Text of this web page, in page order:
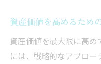
資産価値を高めるため
資産価値を最大限に高め
には、戦略的なアプロー